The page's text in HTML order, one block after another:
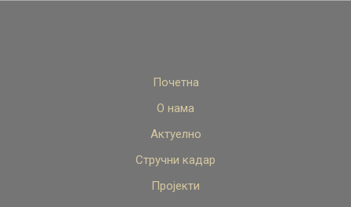
Почетна
О нама
Актуелно
Стручни кадар
Пројекти